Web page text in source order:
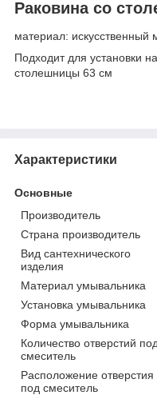
Раковина со
материал: искусственный
Подходит для установки
столешницы 63 см
Характеристики
Основные
Производитель
Страна производитель
Вид сантехнического
изделия
Материал умывальника
Установка умывальника
Форма умывальника
Количество отверстий под
смеситель
Расположение отверстия
под смеситель